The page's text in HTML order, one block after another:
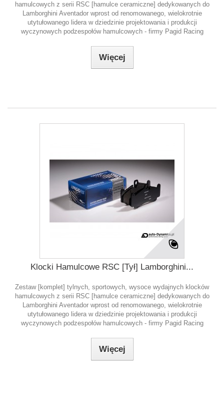
hamulcowych z serii RSC [hamulce ceramiczne] dedykowanych do
Lamborghini Aventador wprost od renomowanego, wielokrotnie
utytułowanego lidera w dziedzinie projektowania i produkcji
wyczynowych podzespołów hamulcowych - firmy Pagid Racing
Więcej
Klocki Hamulcowe RSC [Tył] Lamborghini...
Zestaw [komplet] tylnych, sportowych, wysoce wydajnych klocków
hamulcowych z serii RSC [hamulce ceramiczne] dedykowanych do
Lamborghini Aventador wprost od renomowanego, wielokrotnie
utytułowanego lidera w dziedzinie projektowania i produkcji
wyczynowych podzespołów hamulcowych - firmy Pagid Racing
Więcej